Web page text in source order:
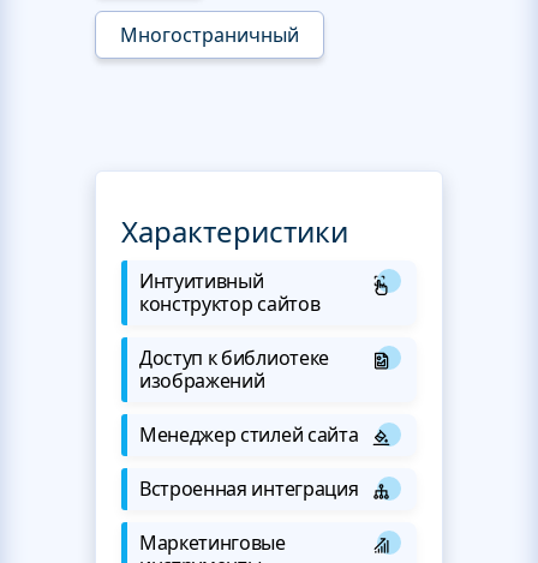
Многостраничный
Характеристики
Интуитивный
конструктор сайтов
Доступ к библиотеке
изображений
Менеджер стилей сайта
Встроенная интеграция
Маркетинговые